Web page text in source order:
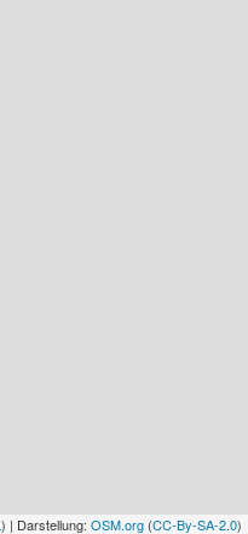
) | Darstellung: OSM.org (CC-By-SA-2.0)